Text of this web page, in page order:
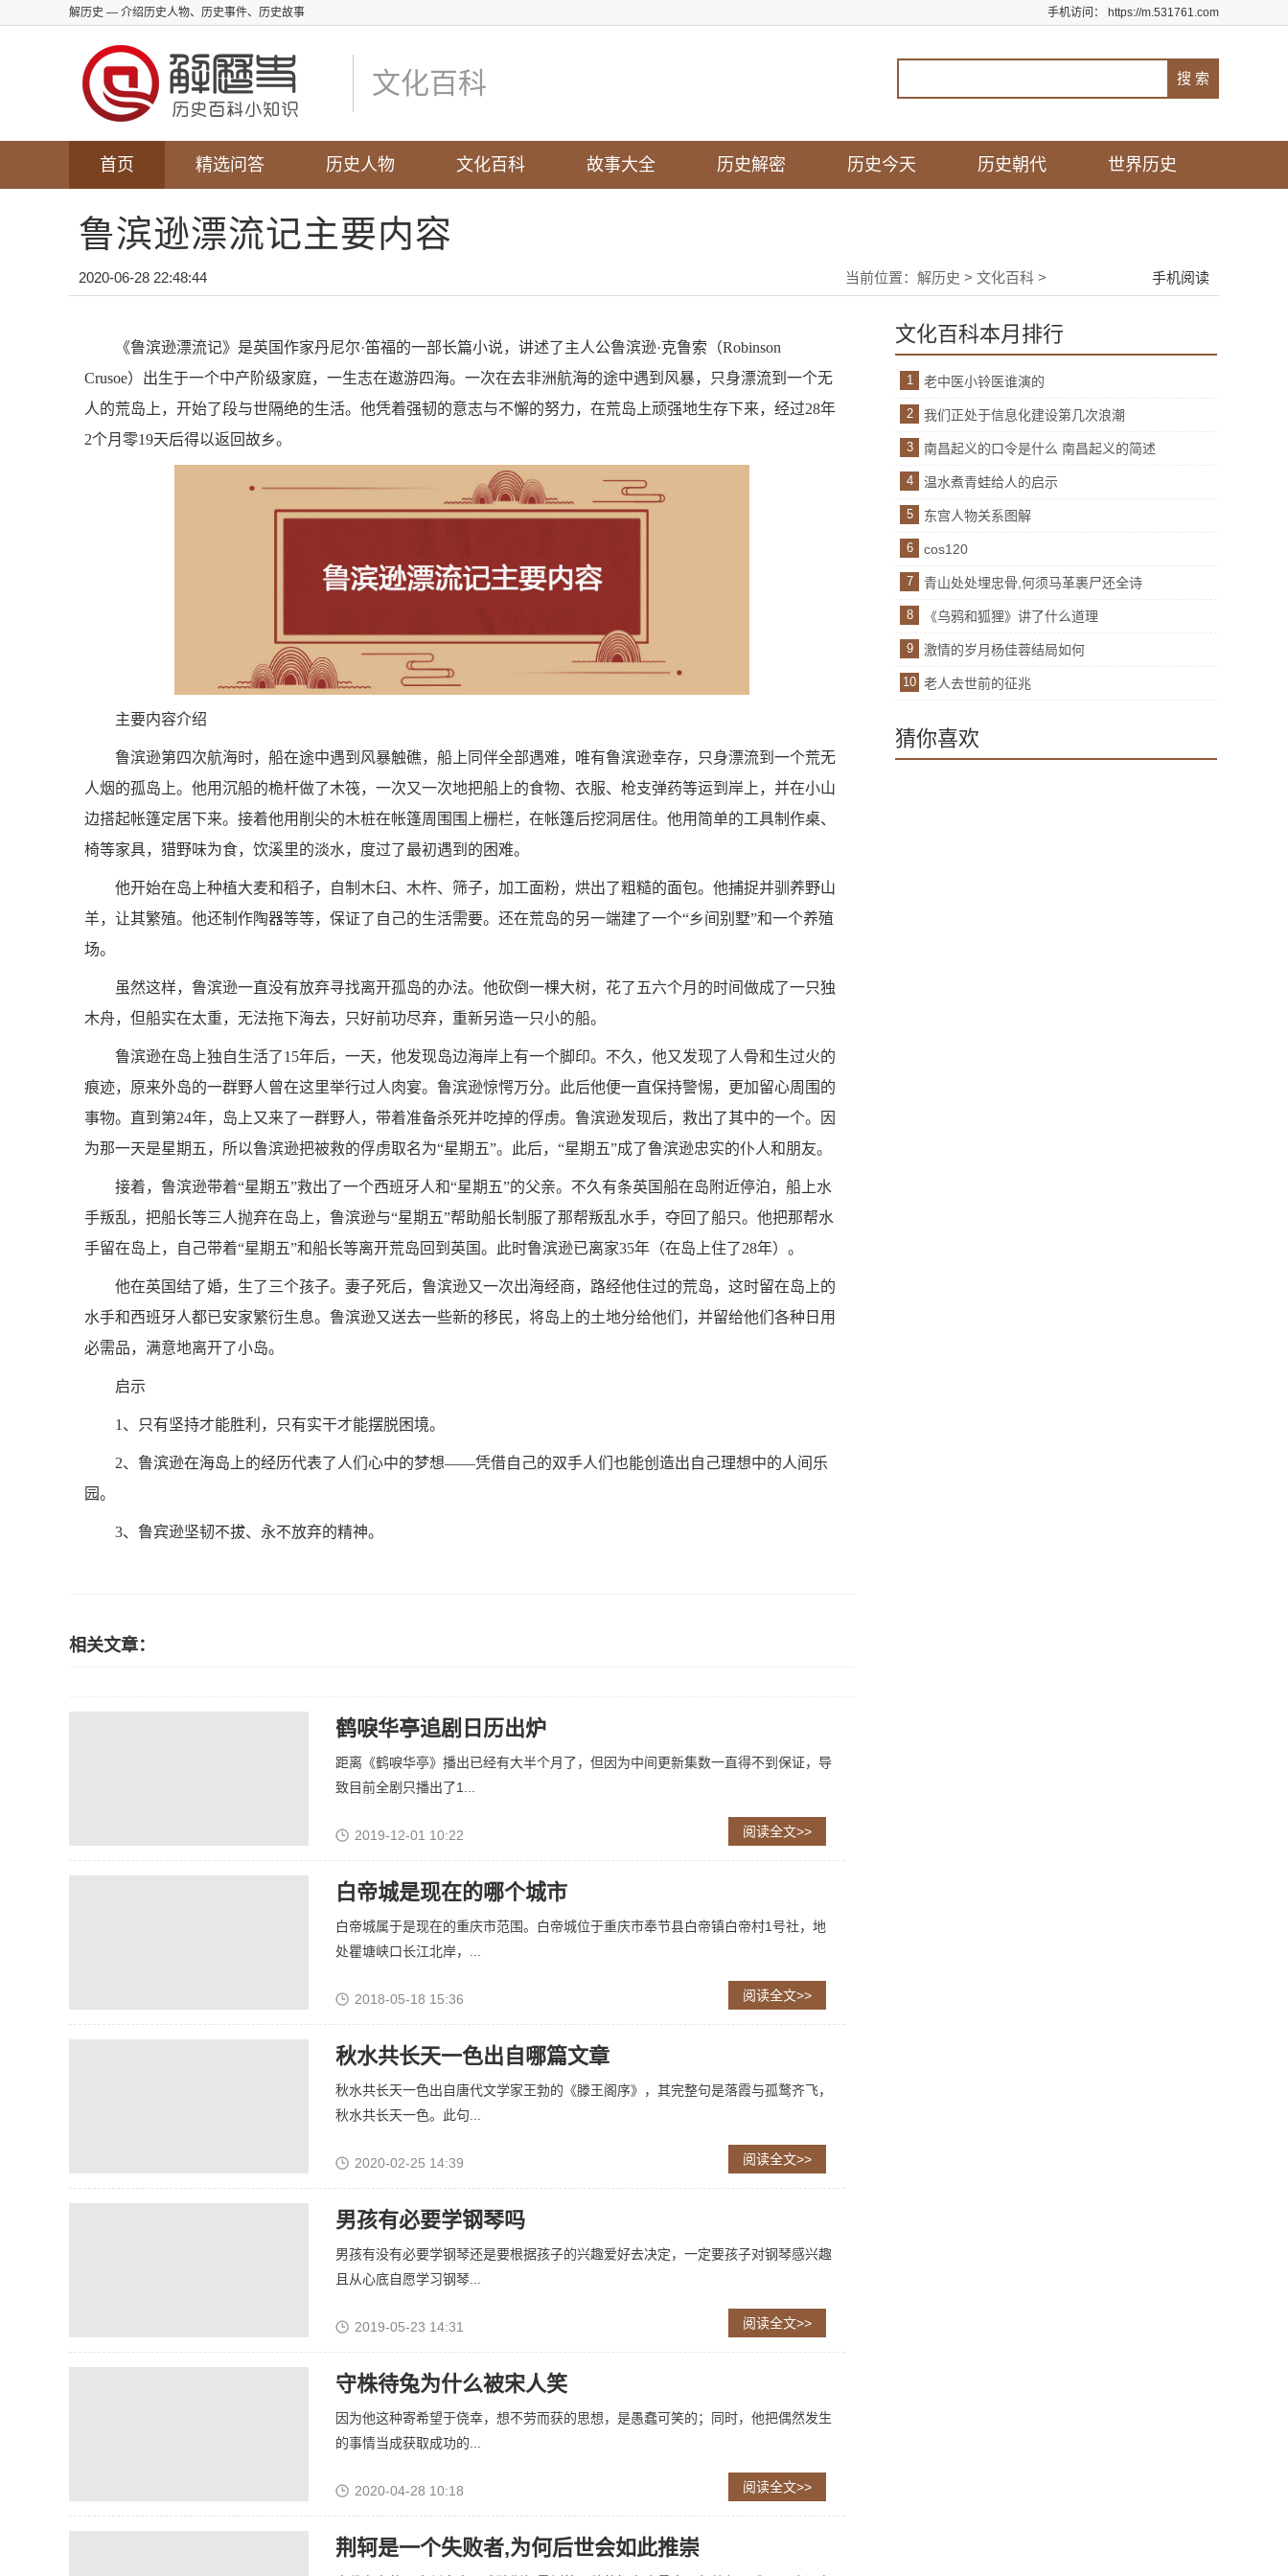
解历史 — 介绍历史人物、历史事件、历史故事 手机访问： https://m.531761.com
文化百科
首页 精选问答 历史人物 文化百科 故事大全 历史解密 历史今天 历史朝代 世界历史
鲁滨逊漂流记主要内容
2020-06-28 22:48:44 当前位置： 解历史 > 文化百科 > 手机阅读
《鲁滨逊漂流记》是英国作家丹尼尔·笛福的一部长篇小说，讲述了主人公鲁滨逊·克鲁索（Robinson
Crusoe）出生于一个中产阶级家庭，一生志在遨游四海。一次在去非洲航海的途中遇到风暴，只身漂流到一个无
人的荒岛上，开始了段与世隔绝的生活。他凭着强韧的意志与不懈的努力，在荒岛上顽强地生存下来，经过28年
2个月零19天后得以返回故乡。
主要内容介绍
鲁滨逊第四次航海时，船在途中遇到风暴触礁，船上同伴全部遇难，唯有鲁滨逊幸存，只身漂流到一个荒无
人烟的孤岛上。他用沉船的桅杆做了木筏，一次又一次地把船上的食物、衣服、枪支弹药等运到岸上，并在小山
边搭起帐篷定居下来。接着他用削尖的木桩在帐篷周围围上栅栏，在帐篷后挖洞居住。他用简单的工具制作桌、
椅等家具，猎野味为食，饮溪里的淡水，度过了最初遇到的困难。
他开始在岛上种植大麦和稻子，自制木臼、木杵、筛子，加工面粉，烘出了粗糙的面包。他捕捉并驯养野山
羊，让其繁殖。他还制作陶器等等，保证了自己的生活需要。还在荒岛的另一端建了一个“乡间别墅”和一个养殖
场。
虽然这样，鲁滨逊一直没有放弃寻找离开孤岛的办法。他砍倒一棵大树，花了五六个月的时间做成了一只独
木舟，但船实在太重，无法拖下海去，只好前功尽弃，重新另造一只小的船。
鲁滨逊在岛上独自生活了15年后，一天，他发现岛边海岸上有一个脚印。不久，他又发现了人骨和生过火的
痕迹，原来外岛的一群野人曾在这里举行过人肉宴。鲁滨逊惊愕万分。此后他便一直保持警惕，更加留心周围的
事物。直到第24年，岛上又来了一群野人，带着准备杀死并吃掉的俘虏。鲁滨逊发现后，救出了其中的一个。因
为那一天是星期五，所以鲁滨逊把被救的俘虏取名为“星期五”。此后，“星期五”成了鲁滨逊忠实的仆人和朋友。
接着，鲁滨逊带着“星期五”救出了一个西班牙人和“星期五”的父亲。不久有条英国船在岛附近停泊，船上水
手叛乱，把船长等三人抛弃在岛上，鲁滨逊与“星期五”帮助船长制服了那帮叛乱水手，夺回了船只。他把那帮水
手留在岛上，自己带着“星期五”和船长等离开荒岛回到英国。此时鲁滨逊已离家35年（在岛上住了28年）。
他在英国结了婚，生了三个孩子。妻子死后，鲁滨逊又一次出海经商，路经他住过的荒岛，这时留在岛上的
水手和西班牙人都已安家繁衍生息。鲁滨逊又送去一些新的移民，将岛上的土地分给他们，并留给他们各种日用
必需品，满意地离开了小岛。
启示
1、只有坚持才能胜利，只有实干才能摆脱困境。
2、鲁滨逊在海岛上的经历代表了人们心中的梦想——凭借自己的双手人们也能创造出自己理想中的人间乐
园。
3、鲁宾逊坚韧不拔、永不放弃的精神。
相关文章：
鹤唳华亭追剧日历出炉
距离《鹤唳华亭》播出已经有大半个月了，但因为中间更新集数一直得不到保证，导
致目前全剧只播出了1...
2019-12-01 10:22 阅读全文>>
白帝城是现在的哪个城市
白帝城属于是现在的重庆市范围。白帝城位于重庆市奉节县白帝镇白帝村1号社，地
处瞿塘峡口长江北岸，...
2018-05-18 15:36 阅读全文>>
秋水共长天一色出自哪篇文章
秋水共长天一色出自唐代文学家王勃的《滕王阁序》，其完整句是落霞与孤鹜齐飞，
秋水共长天一色。此句...
2020-02-25 14:39 阅读全文>>
男孩有必要学钢琴吗
男孩有没有必要学钢琴还是要根据孩子的兴趣爱好去决定，一定要孩子对钢琴感兴趣
且从心底自愿学习钢琴...
2019-05-23 14:31 阅读全文>>
守株待兔为什么被宋人笑
因为他这种寄希望于侥幸，想不劳而获的思想，是愚蠢可笑的；同时，他把偶然发生
的事情当成获取成功的...
2020-04-28 10:18 阅读全文>>
荆轲是一个失败者,为何后世会如此推崇
文化百科本月排行
1 老中医小铃医谁演的
2 我们正处于信息化建设第几次浪潮
3 南昌起义的口令是什么 南昌起义的简述
4 温水煮青蛙给人的启示
5 东宫人物关系图解
6 cos120
7 青山处处埋忠骨,何须马革裹尸还全诗
8 《乌鸦和狐狸》讲了什么道理
9 激情的岁月杨佳蓉结局如何
10 老人去世前的征兆
猜你喜欢